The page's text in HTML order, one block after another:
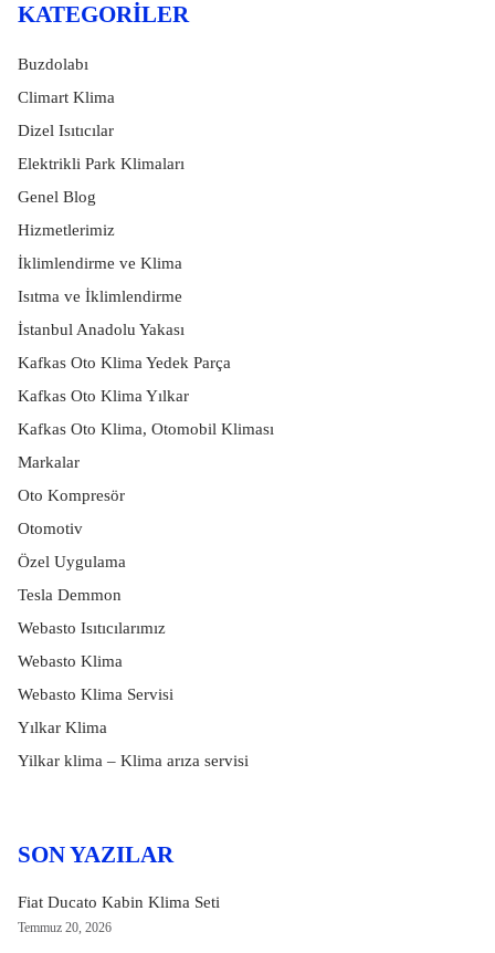
KATEGORILER
Buzdolabı
Climart Klima
Dizel Isıtıcılar
Elektrikli Park Klimaları
Genel Blog
Hizmetlerimiz
İklimlendirme ve Klima
Isıtma ve İklimlendirme
İstanbul Anadolu Yakası
Kafkas Oto Klima Yedek Parça
Kafkas Oto Klima Yılkar
Kafkas Oto Klima, Otomobil Kliması
Markalar
Oto Kompresör
Otomotiv
Özel Uygulama
Tesla Demmon
Webasto Isıtıcılarımız
Webasto Klima
Webasto Klima Servisi
Yılkar Klima
Yilkar klima – Klima arıza servisi
SON YAZILAR
Fiat Ducato Kabin Klima Seti
Temmuz 20, 2026